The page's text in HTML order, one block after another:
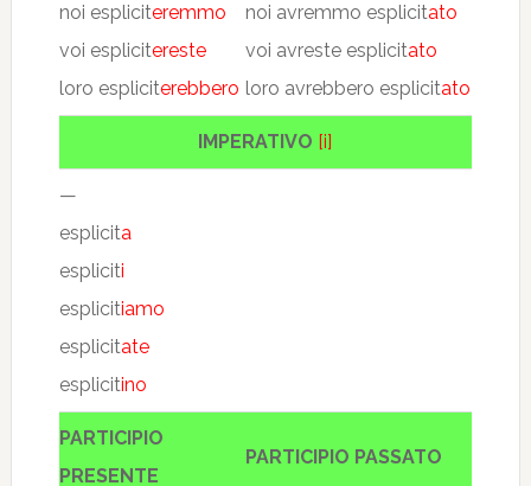
noi espliciteremmo
voi esplicitereste
loro espliciterebbero
noi avremmo esplicitato
voi avreste esplicitato
loro avrebbero esplicitato
IMPERATIVO [i]
—
esplicita
espliciti
esplicitiamo
esplicitate
esplicitino
PARTICIPIO
PRESENTE
PARTICIPIO PASSATO